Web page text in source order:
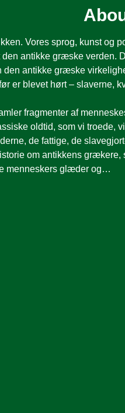
Vores sprog, kunst og
antikke græske verden.
den antikke græske
er blevet hørt – slaverne,
fragmenter af
oldtid, som vi troede,
de fattige, de
om antikkens
menneskers glæder og…